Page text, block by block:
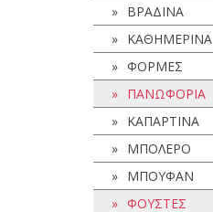
ΒΡΑΔΙΝΑ
ΚΑΘΗΜΕΡΙΝΑ
ΦΟΡΜΕΣ
ΠΑΝΩΦΟΡΙΑ
ΚΑΠΑΡΤΙΝΑ
ΜΠΟΛΕΡΟ
ΜΠΟΥΦΑΝ
ΦΟΥΣΤΕΣ